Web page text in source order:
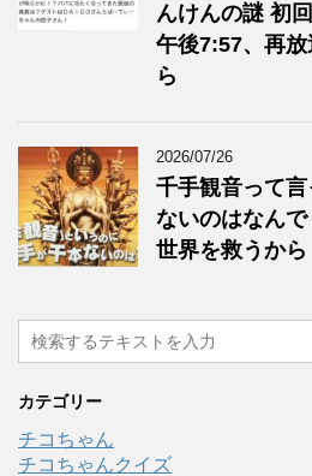
んけんの謎 初
午後7:57、再
ら
2026/07/26
千手観音って
ないのはなん
世界を救うから
カテゴリー
チコちゃん
チコちゃんクイズ